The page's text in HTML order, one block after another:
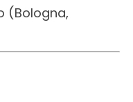
(Bologna,